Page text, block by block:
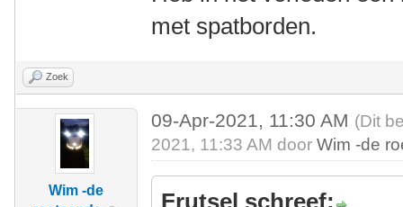
met spatborden.
Zoek
Wim -de
09-Apr-2021, 11:30 AM (Dit
2021, 11:33 AM doorWim -de
Frutsel schreef: